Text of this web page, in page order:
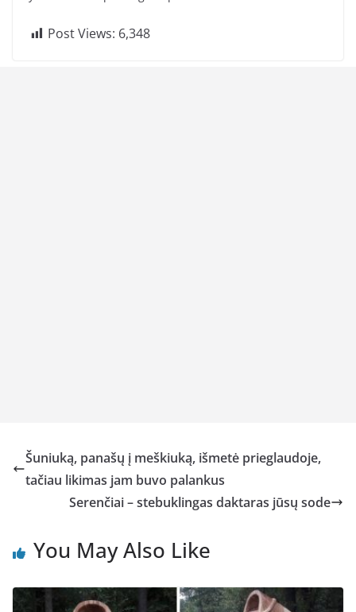
Post Views: 6,348
Šuniuką, panašų į meškiuką, išmetė prieglaudoje,
tačiau likimas jam buvo palankus
Serenčiai – stebuklingas daktaras jūsų sode
You May Also Like